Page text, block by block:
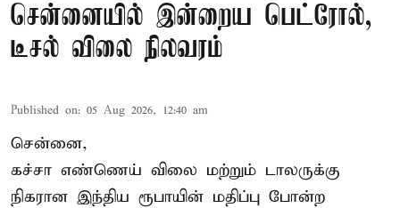
சென்னையில் இன்றைய பெட்ரோல்,
டீசல் விலை நிலவரம்
Published on: 05 Aug 2026, 12:40 am
சென்னை,
கச்சா எண்ணெய் விலை மற்றும் டாலருக்கு
நிகரான இந்திய ரூபாயின் மதிப்பு போன்ற